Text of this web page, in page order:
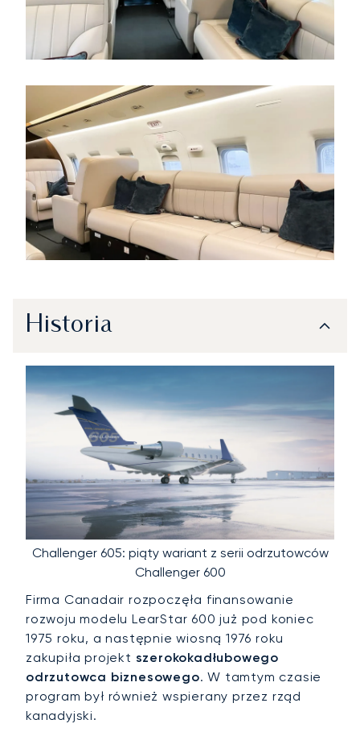
Historia
Challenger 605: piąty wariant z serii odrzutowców
Challenger 600
Firma Canadair rozpoczęła finansowanie
rozwoju modelu LearStar 600 już pod koniec
1975 roku, a następnie wiosną 1976 roku
zakupiła projekt szerokokadłubowego
odrzutowca biznesowego. W tamtym czasie
program był również wspierany przez rząd
kanadyjski.